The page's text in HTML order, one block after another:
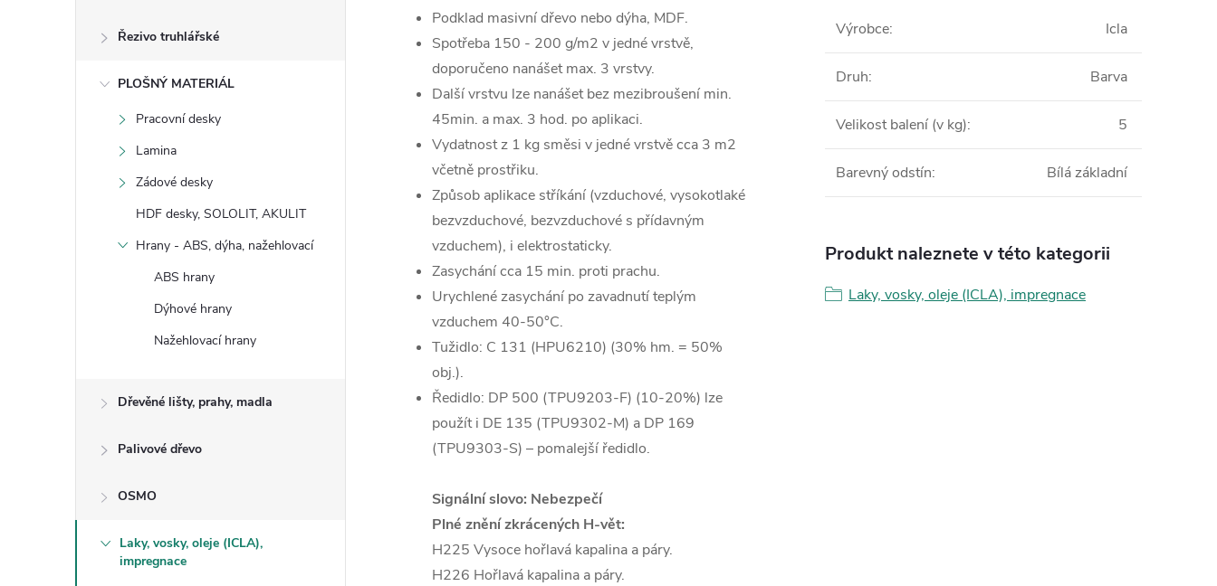
Řezivo truhlářské
PLOŠNÝ MATERIÁL
Pracovní desky
Lamina
Zádové desky
HDF desky, SOLOLIT, AKULIT
Hrany - ABS, dýha, nažehlovací
ABS hrany
Dýhové hrany
Nažehlovací hrany
Dřevěné lišty, prahy, madla
Palivové dřevo
OSMO
Laky, vosky, oleje (ICLA),
impregnace
Podklad masivní dřevo nebo dýha, MDF.
Spotřeba 150 - 200 g/m2 v jedné vrstvě,
doporučeno nanášet max. 3 vrstvy.
Další vrstvu lze nanášet bez mezibroušení min.
45min. a max. 3 hod. po aplikaci.
Vydatnost z 1 kg směsi v jedné vrstvě cca 3 m2
včetně prostřiku.
Způsob aplikace stříkání (vzduchové, vysokotlaké
bezvzduchové, bezvzduchové s přídavným
vzduchem), i elektrostaticky.
Zasychání cca 15 min. proti prachu.
Urychlené zasychání po zavadnutí teplým
vzduchem 40-50°C.
Tužidlo: C 131 (HPU6210) (30% hm. = 50%
obj.).
Ředidlo: DP 500 (TPU9203-F) (10-20%) lze
použít i DE 135 (TPU9302-M) a DP 169
(TPU9303-S) – pomalejší ředidlo.
Signální slovo: Nebezpečí
Plné znění zkrácených H-vět:
H225 Vysoce hořlavá kapalina a páry.
H226 Hořlavá kapalina a páry.
Výrobce: Icla
Druh: Barva
Velikost balení (v kg): 5
Barevný odstín: Bílá základní
Produkt naleznete v této kategorii
Laky, vosky, oleje (ICLA), impregnace